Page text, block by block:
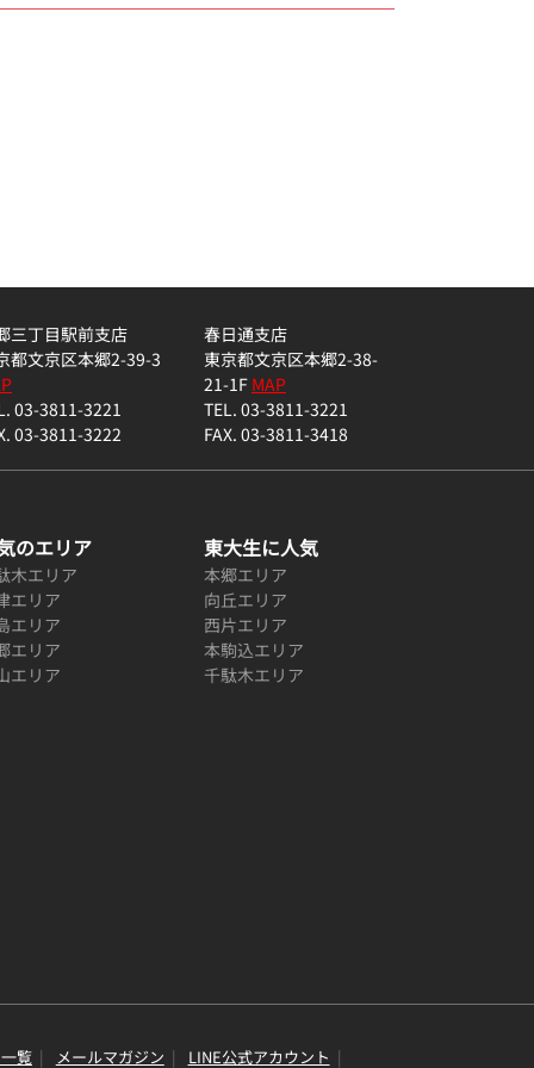
三丁目駅前支店
都文京区本郷2-39-3
03-3811-3221
03-3811-3222
春日通支店
東京都文京区本郷2-38-
21-1FMAP
TEL. 03-3811-3221
FAX. 03-3811-3418
のエリア
木エリア
エリア
エリア
エリア
エリア
東大生に人気
本郷エリア
向丘エリア
西片エリア
本駒込エリア
千駄木エリア
覧 メールマガジン LINE公式アカウント